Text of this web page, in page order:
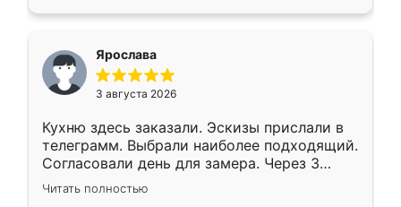
Ярослава
3 августа 2026
Кухню здесь заказали. Эскизы прислали в
телеграмм. Выбрали наиболее подходящий.
Согласовали день для замера. Через 3
недели кухня была уже готова. Остались
довольны работой. Спасибо Ренессанс
Читать полностью